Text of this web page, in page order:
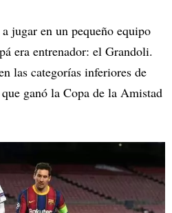
jugar en un pequeño equipo
era entrenador: el Grandoli.
las categorías inferiores de
ganó la Copa de la Amistad